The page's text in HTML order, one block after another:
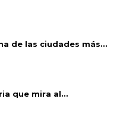
de las ciudades más...
que mira al...